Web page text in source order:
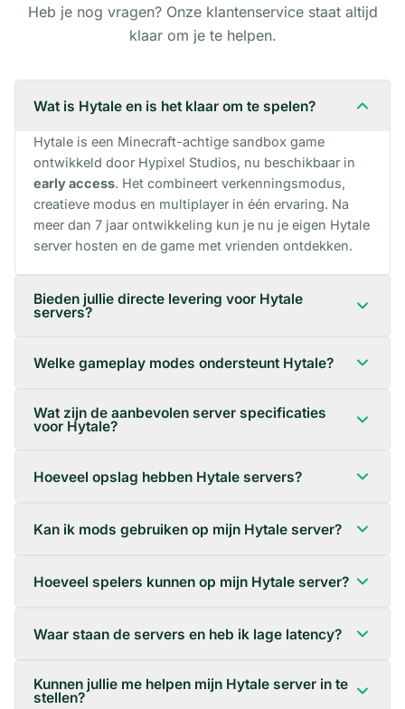
Heb je nog vragen? Onze klantenservice staat altijd
klaar om je te helpen.
Wat is Hytale en is het klaar om te spelen?
Hytale is een Minecraft-achtige sandbox game
ontwikkeld door Hypixel Studios, nu beschikbaar in
early access. Het combineert verkenningsmodus,
creatieve modus en multiplayer in één ervaring. Na
meer dan 7 jaar ontwikkeling kun je nu je eigen Hytale
server hosten en de game met vrienden ontdekken.
Bieden jullie directe levering voor Hytale
servers?
Welke gameplay modes ondersteunt Hytale?
Wat zijn de aanbevolen server specificaties
voor Hytale?
Hoeveel opslag hebben Hytale servers?
Kan ik mods gebruiken op mijn Hytale server?
Hoeveel spelers kunnen op mijn Hytale server?
Waar staan de servers en heb ik lage latency?
Kunnen jullie me helpen mijn Hytale server in te
stellen?